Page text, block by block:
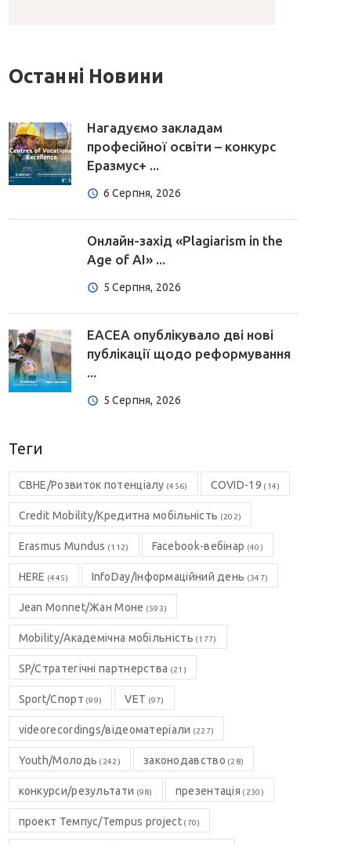
Останні Новини
Нагадуємо закладам
професійної освіти – конкурс
Еразмус+ ...
6 Серпня, 2026
Онлайн-захід «Plagiarism in the
Age of AI» ...
5 Серпня, 2026
EACEA опублікувало дві нові
публікації щодо реформування
...
5 Серпня, 2026
Теги
CBHE/Розвиток потенціалу (456) COVID-19 (14)
Credit Mobility/Кредитна мобільність (202)
Erasmus Mundus (112) Facebook-вебінар (40)
HERE (445) InfoDay/Інформаційний день (347)
Jean Monnet/Жан Моне (593)
Mobility/Академічна мобільність (177)
SP/Стратегічні партнерства (21)
Sport/Спорт (99) VET (97)
videorecordings/відеоматеріали (227)
Youth/Молодь (242) законодавство (28)
конкурси/результати (98) презентація (230)
проект Темпус/Tempus project(70)